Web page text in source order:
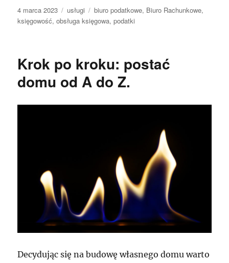
Data
publikacji
4 marca 2023 Kategorie
usługi Tagi
biuro podatkowe, Biuro Rachunkowe,
księgowość,obsługa księgowa,podatki
Krok po kroku: postać
domu od A do Z.
Decydując się na budowę własnego domu warto